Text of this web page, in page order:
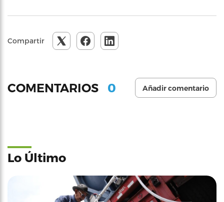
Compartir
COMENTARIOS 0 Añadir comentario
Lo Último